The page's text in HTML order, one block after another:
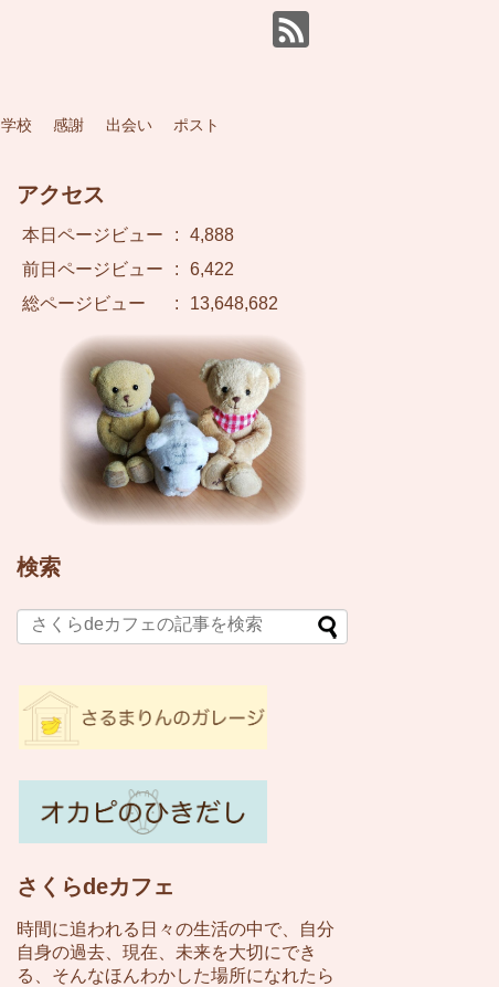
学校 感謝 出会い ポスト
アクセス
本日ページビュー :
4,888
前日ページビュー
:
6,422
総ページビュー
: 13,648,682
検索
さくらdeカフェ
時間に追われる日々の生活の中で、自分
自身の過去、現在、未来を大切にでき
る、そんなほんわかした場所になれたら